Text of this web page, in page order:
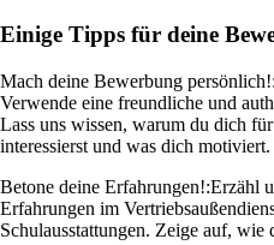
Einige Tipps für deine
Mach deine Bewerbung persönlich!:
Verwende eine freundliche und
Lass uns wissen, warum du dich
interessierst und was dich motiviert.
Betone deine Erfahrungen!:Erzähl
Erfahrungen im
Schulausstattungen. Zeige auf, wie